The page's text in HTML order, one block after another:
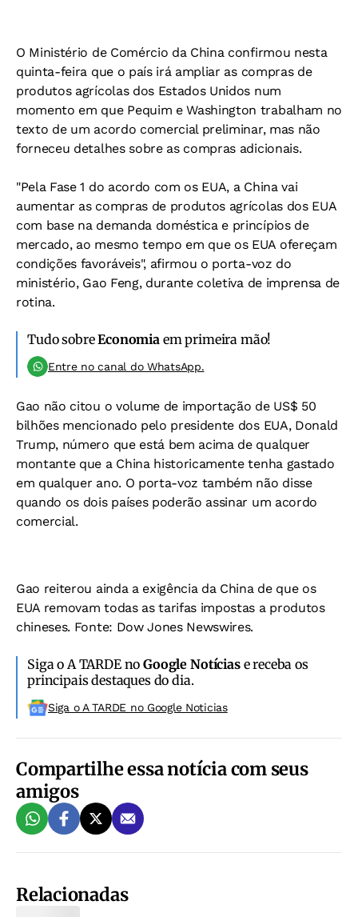
O Ministério de Comércio da China confirmou nesta
quinta-feira que o país irá ampliar as compras de
produtos agrícolas dos Estados Unidos num
momento em que Pequim e Washington trabalham no
texto de um acordo comercial preliminar, mas não
forneceu detalhes sobre as compras adicionais.
"Pela Fase 1 do acordo com os EUA, a China vai
aumentar as compras de produtos agrícolas dos EUA
com base na demanda doméstica e princípios de
mercado, ao mesmo tempo em que os EUA ofereçam
condições favoráveis", afirmou o porta-voz do
ministério, Gao Feng, durante coletiva de imprensa de
rotina.
Tudo sobreEconomiaem primeira mão!
Entre no canal do WhatsApp.
Gao não citou o volume de importação de US$ 50
bilhões mencionado pelo presidente dos EUA, Donald
Trump, número que está bem acima de qualquer
montante que a China historicamente tenha gastado
em qualquer ano. O porta-voz também não disse
quando os dois países poderão assinar um acordo
comercial.
Gao reiterou ainda a exigência da China de que os
EUA removam todas as tarifas impostas a produtos
chineses. Fonte: Dow Jones Newswires.
Siga o A TARDE noGoogle Notíciase receba os
principais destaques do dia.
Siga o A TARDE no Google Noticias
Compartilhe essa notícia com seus
amigos
Relacionadas